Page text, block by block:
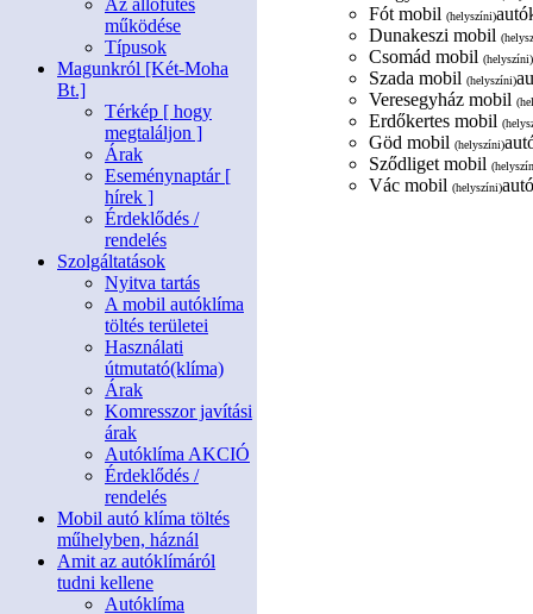
Az állófűtés
működése
Típusok
Magunkról [Két-Moha
Bt.]
Térkép [ hogy
megtaláljon ]
Árak
Eseménynaptár [
hírek ]
Érdeklődés /
rendelés
Szolgáltatások
Nyitva tartás
A mobil autóklíma
töltés területei
Használati
útmutató(klíma)
Árak
Komresszor javítási
árak
Autóklíma AKCIÓ
Érdeklődés /
rendelés
Mobil autó klíma töltés
műhelyben, háznál
Amit az autóklímáról
tudni kellene
Autóklíma
Fót mobil (helyszíni)
Dunakeszi mobil
Csomád mobil (helyszíni)
Szada mobil (helyszíni)
Veresegyház mobil
Erdőkertes mobil
Göd mobil (helyszíni)
Sződliget mobil
Vác mobil (helyszíni)